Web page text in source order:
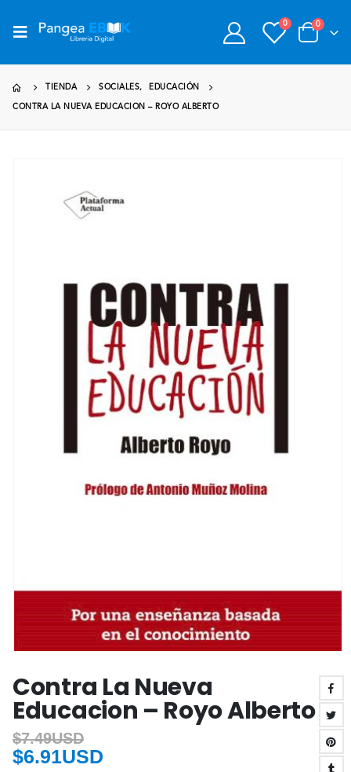
0 0
TIENDA SOCIALES, EDUCACIÓN
CONTRA LA NUEVA EDUCACION – ROYO ALBERTO
Contra La Nueva
Educacion – Royo Alberto
$7.49USD
$6.91USD